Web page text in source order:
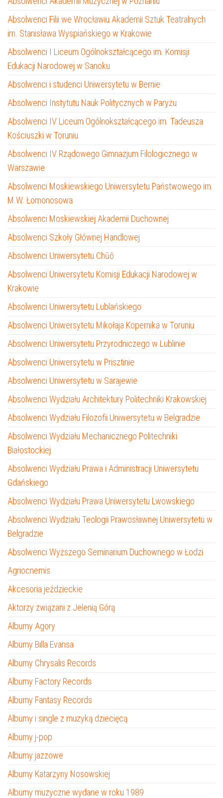
Absolwenci Filii we Wrocławiu Akademii Sztuk Teatralnych
im. Stanisława Wyspiańskiego w Krakowie
Absolwenci I Liceum Ogólnokształcącego im. Komisji
Edukacji Narodowej w Sanoku
Absolwenci i studenci Uniwersytetu w Bernie
Absolwenci Instytutu Nauk Politycznych w Paryżu
Absolwenci IV Liceum Ogólnokształcącego im. Tadeusza
Kościuszki w Toruniu
Absolwenci IV Rządowego Gimnazjum Filologicznego w
Warszawie
Absolwenci Moskiewskiego Uniwersytetu Państwowego im.
M.W. Łomonosowa
Absolwenci Moskiewskiej Akademii Duchownej
Absolwenci Szkoły Głównej Handlowej
Absolwenci Uniwersytetu Chūō
Absolwenci Uniwersytetu Komisji Edukacji Narodowej w
Krakowie
Absolwenci Uniwersytetu Lublańskiego
Absolwenci Uniwersytetu Mikołaja Kopernika w Toruniu
Absolwenci Uniwersytetu Przyrodniczego w Lublinie
Absolwenci Uniwersytetu w Prisztinie
Absolwenci Uniwersytetu w Sarajewie
Absolwenci Wydziału Architektury Politechniki Krakowskiej
Absolwenci Wydziału Filozofii Uniwersytetu w Belgradzie
Absolwenci Wydziału Mechanicznego Politechniki
Białostockiej
Absolwenci Wydziału Prawa i Administracji Uniwersytetu
Gdańskiego
Absolwenci Wydziału Prawa Uniwersytetu Lwowskiego
Absolwenci Wydziału Teologii Prawosławnej Uniwersytetu w
Belgradzie
Absolwenci Wyższego Seminarium Duchownego w Łodzi
Agriocnemis
Akcesoria jeździeckie
Aktorzy związani z Jelenią Górą
Albumy Agory
Albumy Billa Evansa
Albumy Chrysalis Records
Albumy Factory Records
Albumy Fantasy Records
Albumy i single z muzyką dziecięcą
Albumy j-pop
Albumy jazzowe
Albumy Katarzyny Nosowskiej
Albumy muzyczne wydane w roku 1989